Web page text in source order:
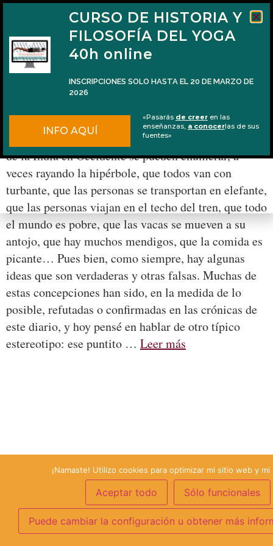
Ese puntito en la frente
Entre los preconceptos estereotípicos que tenemos
de la India en Occidente se pueden enumerar, a
veces rayando la hipérbole, que todos van con
turbante, que las personas se transportan en elefante,
que las personas viajan en el techo del tren, que todo
el mundo es pobre, que las vacas se mueven a su
antojo, que hay muchos mendigos, que la comida es
picante… Pues bien, como siempre, hay algunas
ideas que son verdaderas y otras falsas. Muchas de
estas concepciones han sido, en la medida de lo
posible, refutadas o confirmadas en las crónicas de
este diario, y hoy pensé en hablar de otro típico
estereotipo: ese puntito … Leer más
¡Namaste! Utilizo cookies para optimizar mi sitio web y mi
Aceptar todo Sólo funcionales
Puede cambiar la configuración u obtener más
CURSO DE HISTORIA Y
FILOSOFÍA DEL YOGA
40h online
INSCRIPCIONES SOLO HASTA EL 20 DE MARZO DE
2026
INFO AQUÍ
«Pasarás de creer en las
enseñanzas, a conocerlas de sus
fuentes»